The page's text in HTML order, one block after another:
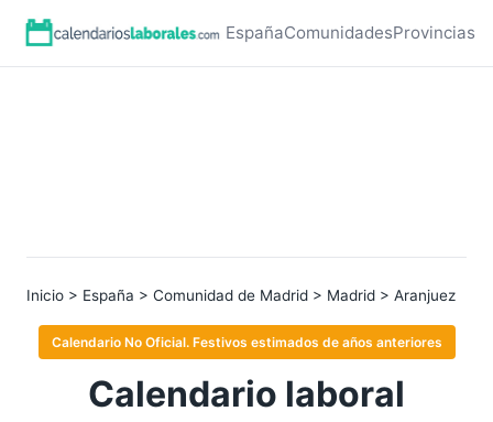
EspañaComunidadesProvincias
Inicio > España > Comunidad de Madrid > Madrid > Aranjuez
Calendario No Oficial. Festivos estimados de años anteriores
Calendario laboral